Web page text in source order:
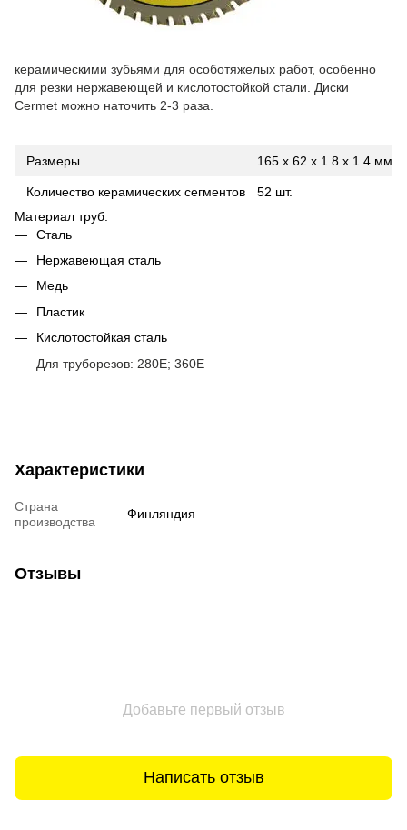
керамическими зубьями для особотяжелых работ, особенно
для резки нержавеющей и кислотостойкой стали. Диски
Cermet можно наточить 2-3 раза.
Размеры 165 x 62 x 1.8 x 1.4 мм
Количество керамических сегментов
52 шт.
Материал труб:
Сталь
Нержавеющая сталь
Медь
Пластик
Кислотостойкая сталь
Для труборезов: 280Е; 360Е
Характеристики
Страна
производства
Финляндия
Отзывы
Добавьте первый отзыв
Написать отзыв